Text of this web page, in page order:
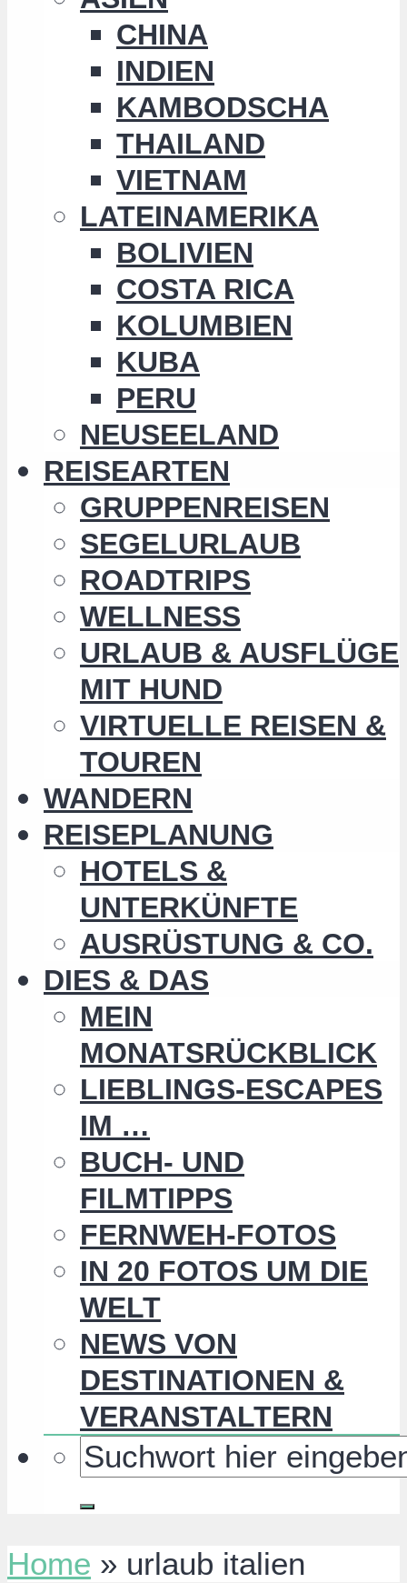
CHINA
INDIEN
KAMBODSCHA
THAILAND
VIETNAM
LATEINAMERIKA
BOLIVIEN
COSTA RICA
KOLUMBIEN
KUBA
PERU
NEUSEELAND
REISEARTEN
GRUPPENREISEN
SEGELURLAUB
ROADTRIPS
WELLNESS
URLAUB & AUSFLÜGE
MIT HUND
VIRTUELLE REISEN &
TOUREN
WANDERN
REISEPLANUNG
HOTELS &
UNTERKÜNFTE
AUSRÜSTUNG & CO.
DIES & DAS
MEIN
MONATSRÜCKBLICK
LIEBLINGS-ESCAPES
IM …
BUCH- UND
FILMTIPPS
FERNWEH-FOTOS
IN 20 FOTOS UM DIE
WELT
NEWS VON
DESTINATIONEN &
VERANSTALTERN
Home » urlaub italien